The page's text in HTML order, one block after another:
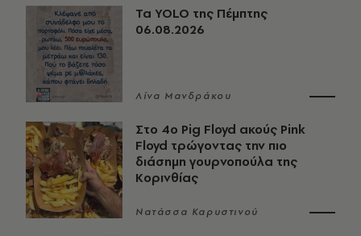
Τα YOLO της Πέμπτης
06.08.2026
Λίνα Μανδράκου
Στο 4ο Pig Floyd ακούς Pink
Floyd τρώγοντας την πιο
διάσημη γουρνοπούλα της
Κορινθίας
Νατάσσα Καρυστινού